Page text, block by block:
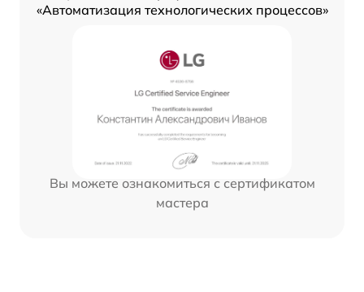
«Автоматизация технологических процессов»
Вы можете ознакомиться с сертификатом
мастера